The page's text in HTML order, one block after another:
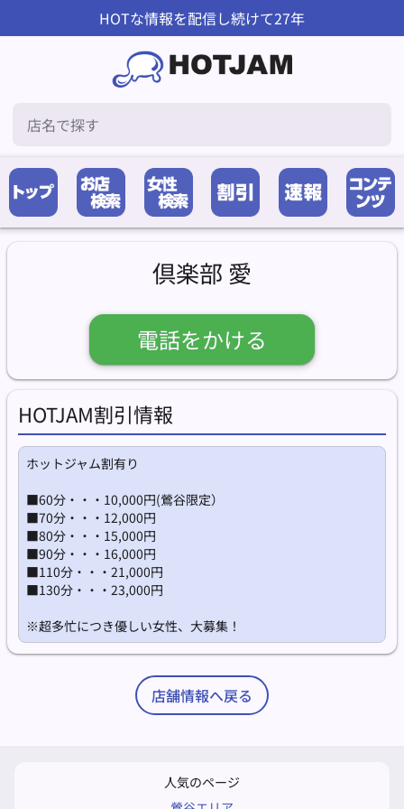
HOTな情報を配信し続けて27年
倶楽部 愛
電話をかける
HOTJAM割引情報
ホットジャム割有り
■60分・・・10,000円(鶯谷限定）
■70分・・・12,000円
■80分・・・15,000円
■90分・・・16,000円
■110分・・・21,000円
■130分・・・23,000円
※超多忙につき優しい女性、大募集！
店舗情報へ戻る
人気のページ